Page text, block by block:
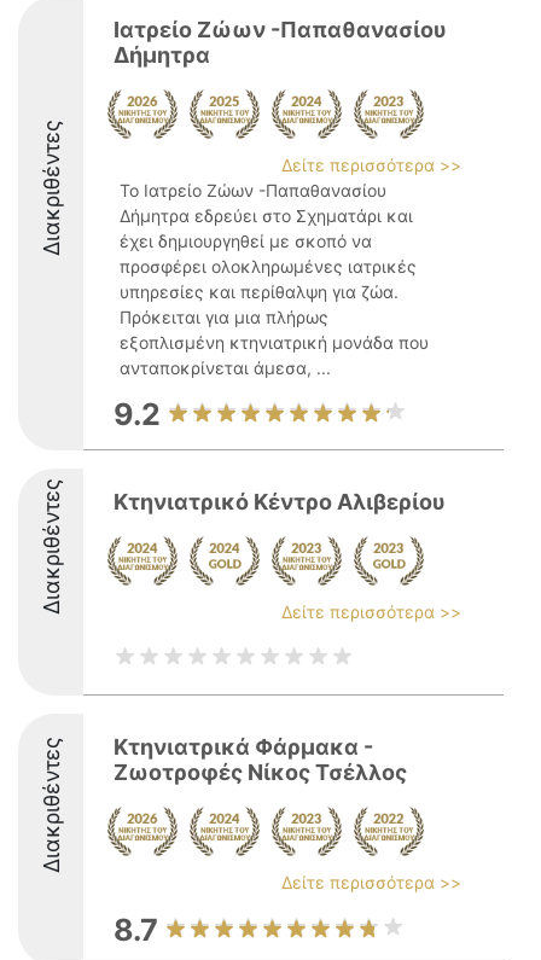
Διακριθέντες
Ιατρείο Ζώων -Παπαθανασίου
Δήμητρα
Δείτε περισσότερα >>
Το Ιατρείο Ζώων -Παπαθανασίου
Δήμητρα εδρεύει στο Σχηματάρι και
έχει δημιουργηθεί με σκοπό να
προσφέρει ολοκληρωμένες ιατρικές
υπηρεσίες και περίθαλψη για ζώα.
Πρόκειται για μια πλήρως
εξοπλισμένη κτηνιατρική μονάδα που
ανταποκρίνεται άμεσα, ...
9.2
Διακριθέντες Κτηνιατρικό Κέντρο Αλιβερίου
Δείτε περισσότερα >>
Διακριθέντες
Κτηνιατρικά Φάρμακα -
Ζωοτροφές Νίκος Τσέλλος
Δείτε περισσότερα >>
8.7